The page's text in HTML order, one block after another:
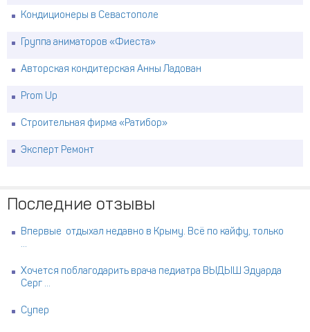
Кондиционеры в Севастополе
Группа аниматоров «Фиеста»
Авторская кондитерская Анны Ладован
Prom Up
Строительная фирма «Ратибор»
Эксперт Ремонт
Последние отзывы
Впервые отдыхал недавно в Крыму. Всё по кайфу, только
...
Хочется поблагодарить врача педиатра ВЫДЫШ Эдуарда
Серг ...
Супер